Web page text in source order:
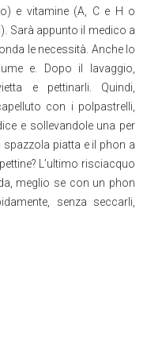
e vitamine (A, C e H o
Sarà appunto il medico a
le necessità. Anche lo
e. Dopo il lavaggio,
e pettinarli. Quindi,
con i polpastrelli,
e sollevandole una per
piatta e il phon a
L’ultimo risciacquo
meglio se con un phon
senza seccarli,